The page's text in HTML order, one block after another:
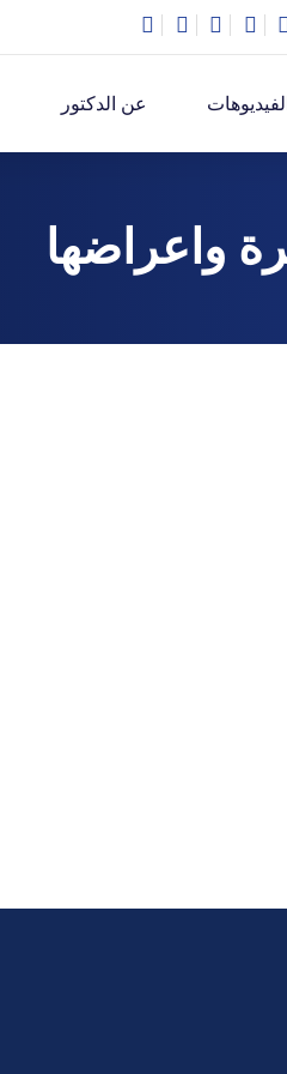
الفيديوهات عن الدكتور